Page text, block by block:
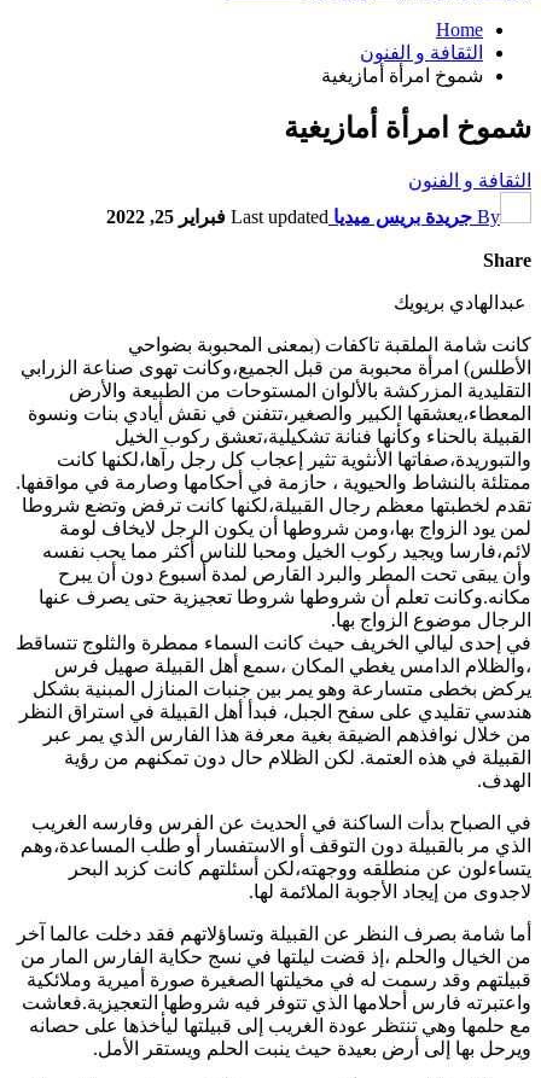
Home
الثقافة و الفنون
شموخ امرأة أمازيغية
شموخ امرأة أمازيغية
الثقافة و الفنون
By جريدة بريس ميديا Last updated فبراير 25, 2022
Share
عبدالهادي بريويك
كانت شامة الملقبة تاكفات (بمعنى المحبوبة بضواحي
الأطلس) امرأة محبوبة من قبل الجميع،وكانت تهوى صناعة الزرابي
التقليدية المزركشة بالألوان المستوحات من الطبيعة والأرض
المعطاء،يعشقها الكبير والصغير،تتفنن في نقش أيادي بنات ونسوة
القبيلة بالحناء وكأنها فنانة تشكيلية،تعشق ركوب الخيل
والتبوريدة،صفاتها الأنثوية تثير إعجاب كل رجل رآها،لكنها كانت
ممتلئة بالنشاط والحيوية ، حازمة في أحكامها وصارمة في مواقفها.
تقدم لخطبتها معظم رجال القبيلة،لكنها كانت ترفض وتضع شروطا
لمن يود الزواج بها،ومن شروطها أن يكون الرجل لايخاف لومة
لائم،فارسا ويجيد ركوب الخيل ومحبا للناس أكثر مما يحب نفسه
وأن يبقى تحت المطر والبرد القارص لمدة أسبوع دون أن يبرح
مكانه.وكانت تعلم أن شروطها شروطا تعجيزية حتى يصرف عنها
الرجال موضوع الزواج بها.
في إحدى ليالي الخريف حيث كانت السماء ممطرة والثلوج تتساقط
،والظلام الدامس يغطي المكان ،سمع أهل القبيلة صهيل فرس
يركض بخطى متسارعة وهو يمر بين جنبات المنازل المبنية بشكل
هندسي تقليدي على سفح الجبل، فبدأ أهل القبيلة في استراق النظر
من خلال نوافذهم الضيقة بغية معرفة هذا الفارس الذي يمر عبر
القبيلة في هذه العتمة. لكن الظلام حال دون تمكنهم من رؤية
الهدف.
في الصباح بدأت الساكنة في الحديث عن الفرس وفارسه الغريب
الذي مر بالقبيلة دون التوقف أو الاستفسار أو طلب المساعدة،وهم
يتساءلون عن منطلقه ووجهته،لكن أسئلتهم كانت كزبد البحر
لاجدوى من إيجاد الأجوبة الملائمة لها.
أما شامة بصرف النظر عن القبيلة وتساؤلاتهم فقد دخلت عالما آخر
من الخيال والحلم ،إذ قضت ليلتها في نسج حكاية الفارس المار من
قبيلتهم وقد رسمت له في مخيلتها الصغيرة صورة أميرية وملائكية
واعتبرته فارس أحلامها الذي تتوفر فيه شروطها التعجيزية.فعاشت
مع حلمها وهي تنتظر عودة الغريب إلى قبيلتها ليأخذها على حصانه
ويرحل بها إلى أرض بعيدة حيث ينبت الحلم ويستقر الأمل.